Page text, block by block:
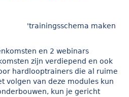
maken
en 2 webinars
zijn verdiepend en ook
hardlooptrainers die al ruime
volgen van deze modules kun
kun je gericht